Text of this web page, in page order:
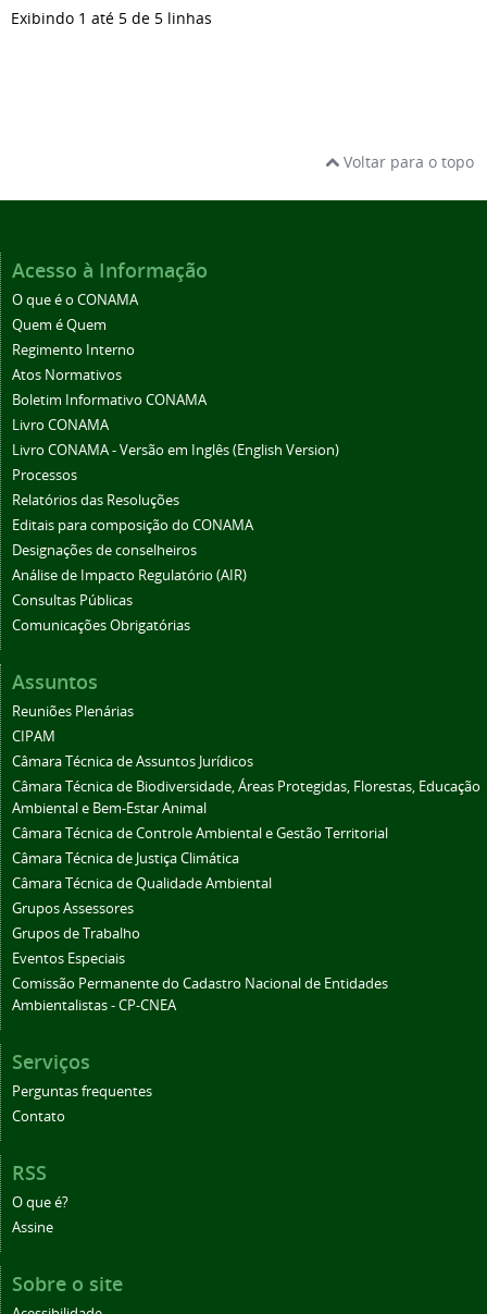
Exibindo 1 até 5 de 5 linhas
Voltar para o topo
Acesso à Informação
O que é o CONAMA
Quem é Quem
Regimento Interno
Atos Normativos
Boletim Informativo CONAMA
Livro CONAMA
Livro CONAMA - Versão em Inglês (English Version)
Processos
Relatórios das Resoluções
Editais para composição do CONAMA
Designações de conselheiros
Análise de Impacto Regulatório (AIR)
Consultas Públicas
Comunicações Obrigatórias
Assuntos
Reuniões Plenárias
CIPAM
Câmara Técnica de Assuntos Jurídicos
Câmara Técnica de Biodiversidade, Áreas Protegidas, Florestas, Educação
Ambiental e Bem-Estar Animal
Câmara Técnica de Controle Ambiental e Gestão Territorial
Câmara Técnica de Justiça Climática
Câmara Técnica de Qualidade Ambiental
Grupos Assessores
Grupos de Trabalho
Eventos Especiais
Comissão Permanente do Cadastro Nacional de Entidades
Ambientalistas - CP-CNEA
Serviços
Perguntas frequentes
Contato
RSS
O que é?
Assine
Sobre o site